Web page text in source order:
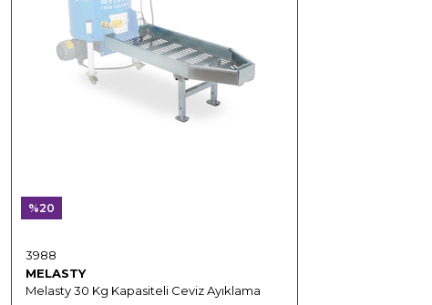
MELASTY
Melasty 30 Kg Kapasiteli Ceviz Ayıklama
3988
%20